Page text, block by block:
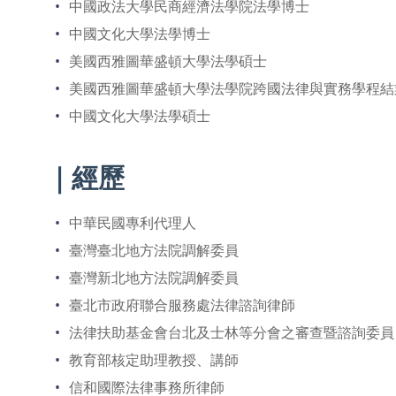
中國政法大學民商經濟法學院法學博士
中國文化大學法學博士
美國西雅圖華盛頓大學法學碩士
美國西雅圖華盛頓大學法學院跨國法律與實務學程
中國文化大學法學碩士
｜經歷
中華民國專利代理人
臺灣臺北地方法院調解委員
臺灣新北地方法院調解委員
臺北市政府聯合服務處法律諮詢律師
法律扶助基金會台北及士林等分會之審查暨諮詢委員
教育部核定助理教授、講師
信和國際法律事務所律師